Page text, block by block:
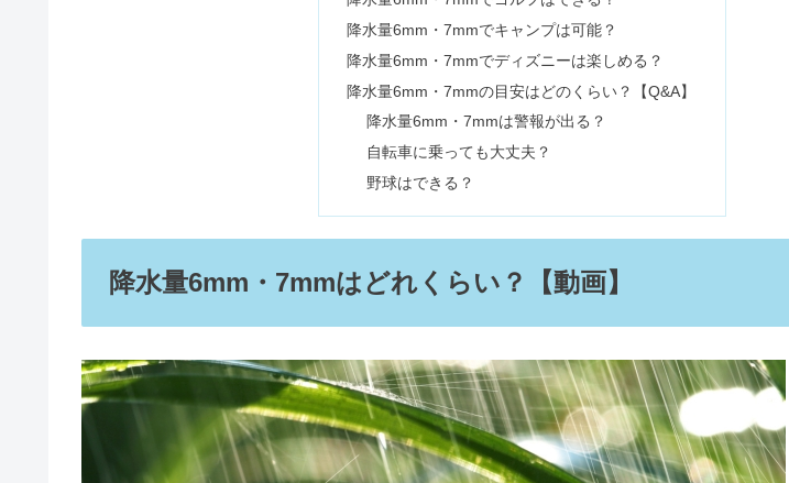
お見舞いの封筒は名前を書かないとダメ？封筒の書き方やお金の入れ方
風速5mはどれくらい？釣り・洗濯物・自転車などシーン別【動画あり】
ごぼう茶を飲み続けると？飲んではいけない人＆効果が出るまで
検便が出ない最終手段！そのまま提出&コロコロうんちはOK？